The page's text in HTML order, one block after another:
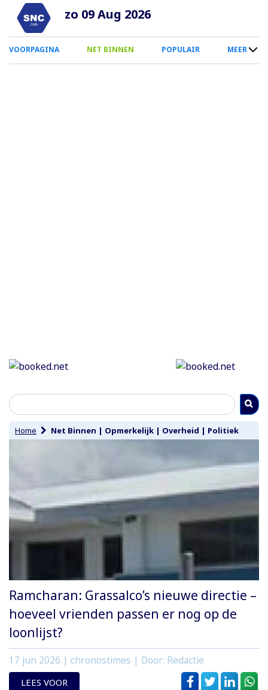
Overslaan
naar
inhoud
zo 09 Aug 2026
0
Smartphone
VOORPAGINA NET BINNEN POPULAIR MEER
Home Net Binnen | Opmerkelijk | Overheid | Politiek
Ramcharan: Grassalco’s nieuwe directie –
hoeveel vrienden passen er nog op de
loonlijst?
17 jun 2026 | chronostimes | Door: Redactie
LEES VOOR